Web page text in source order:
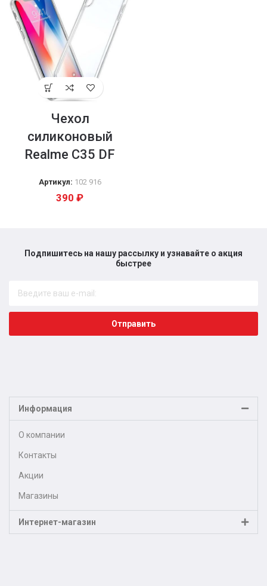
Чехол
силиконовый
Realme C35 DF
Артикул: 102 916
390 ₽
Подпишитесь на нашу рассылку и узнавайте о акция
быстрее​
Отправить
Информация
О компании
Контакты
Акции
Магазины
Интернет-магазин